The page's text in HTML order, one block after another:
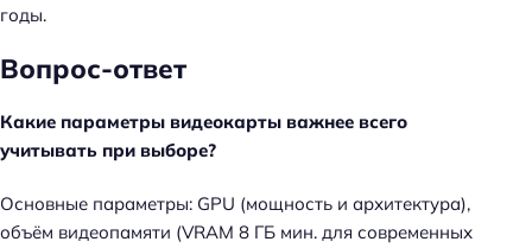
годы.
Вопрос-ответ
Какие параметры видеокарты важнее всего
учитывать при выборе?
Основные параметры: GPU (мощность и архитектура),
объём видеопамяти (VRAM 8 ГБ мин. для современных